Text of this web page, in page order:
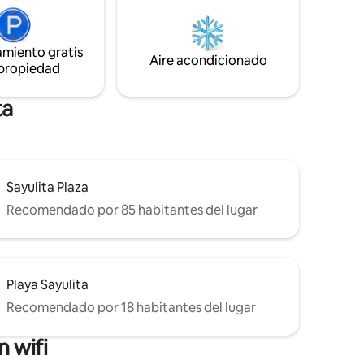
el
mar.
de
perfectamente la privacidad con la
proximidad a la emocionante ciudad de
Sayulita.
gratis
Aire acondicionado
Sayulita Plaza
Recomendado por 85 habitantes del lugar
Playa Sayulita
Recomendado por 18 habitantes del lugar
wifi